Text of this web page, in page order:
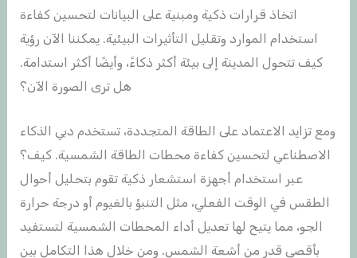
اتخاذ قرارات ذكية ومبنية على البيانات لتحسين كفاءة
استخدام الموارد وتقليل التأثيرات البيئية. يمكننا الآن رؤية
كيف تتحول المدينة إلى بيئة أكثر ذكاءً، وأيضًا أكثر استدامة.
هل ترى الصورة الآن؟
ومع تزايد الاعتماد على الطاقة المتجددة، تستخدم دبي الذكاء
الاصطناعي لتحسين كفاءة محطات الطاقة الشمسية. كيف؟
عبر استخدام أجهزة استشعار ذكية تقوم بتحليل أحوال
الطقس في الوقت الفعلي، مثل التنبؤ بالغيوم أو درجة حرارة
الجو، مما يتيح لها تعديل أداء المحطات الشمسية لتستفيد
بأقصى قدر من أشعة الشمس. ومن خلال هذا التكامل بين